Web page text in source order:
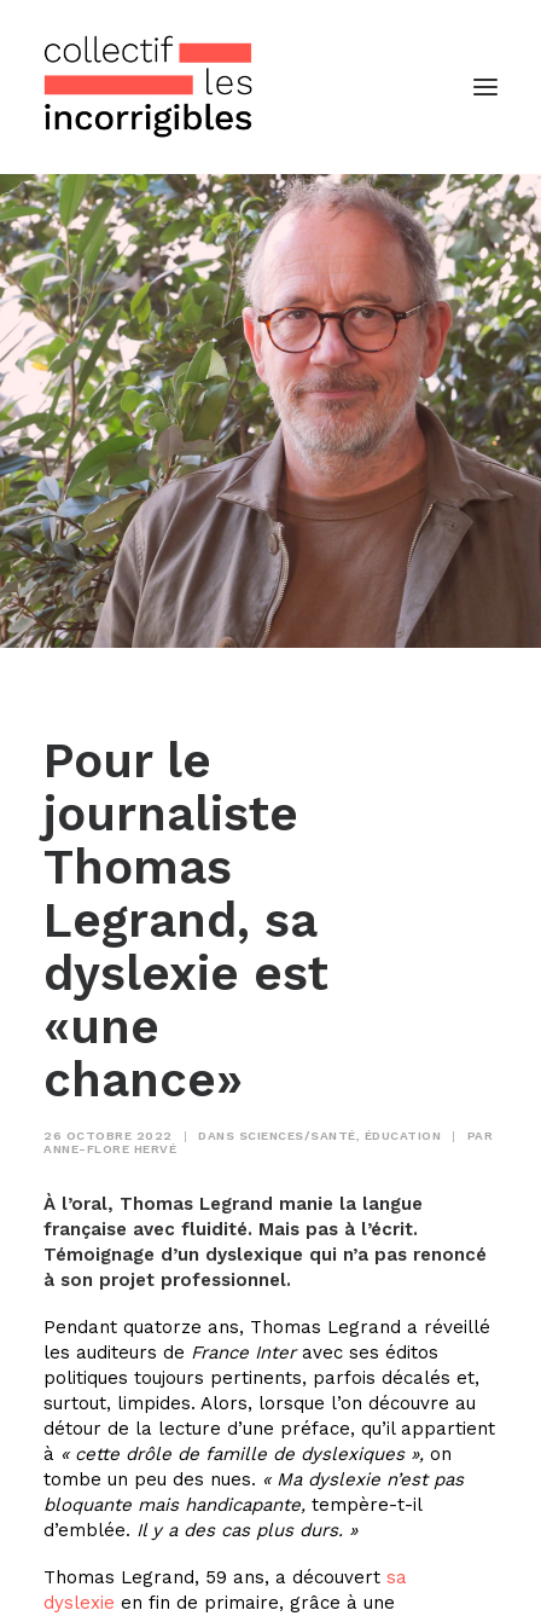
Accueil
Le collectif
Nos actualités
Notre « Incolettre » mensuelle
Recherche
Pour le
journaliste
Thomas
Legrand, sa
dyslexie est
«une
chance»
26 OCTOBRE 2022 | DANS SCIENCES/SANTÉ ÉDUCATION |
PAR
ANNE-FLORE HERVÉ
À l’oral, Thomas Legrand manie la langue
française avec fluidité. Mais pas à l’écrit.
Témoignage d’un dyslexique qui n’a pas renoncé
à son projet professionnel.
Pendant quatorze ans, Thomas Legrand a réveillé
les auditeurs de France Interavec ses éditos
politiques toujours pertinents, parfois décalés et,
surtout, limpides. Alors, lorsque l’on découvre au
détour de la lecture d’une préface, qu’il appartient
à « cette drôle de famille de dyslexiques »​, on
tombe un peu des nues. « Ma dyslexie n’est pas
bloquante mais handicapante, tempère-t-il
d’emblée. Il y a des cas plus durs. »
Thomas Legrand, 59 ans, a découvert sa
dyslexie en fin de primaire, grâce à une